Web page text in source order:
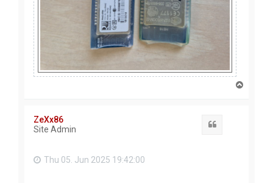
ZeXx86
Site Admin
Thu 05. Jun 2025 19:42:00